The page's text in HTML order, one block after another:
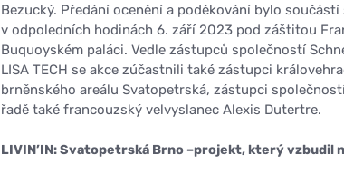
Bezucký. Předání ocenění a poděkování bylo
v odpoledních hodinách 6. září 2023 pod záštitou
Buquoyském paláci. Vedle zástupců společností
LISA TECH se akce zúčastnili také zástupci
brněnského areálu Svatopetrská, zástupci
řadě také francouzský velvyslanec Alexis Dutertre.
LIVIN’IN: Svatopetrská Brno –projekt, který vzbudil